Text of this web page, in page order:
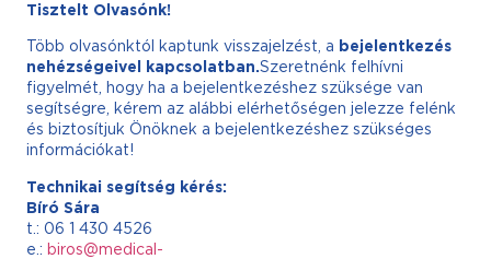
Tisztelt Olvasónk!
Több olvasónktól kaptunk visszajelzést, a bejelentkezés
nehézségeivel kapcsolatban.Szeretnénk felhívni
figyelmét, hogy ha a bejelentkezéshez szüksége van
segítségre, kérem az alábbi elérhetőségen jelezze felénk
és biztosítjuk Önöknek a bejelentkezéshez szükséges
információkat!
Technikai segítség kérés:
Bíró Sára
t.: 06 1 430 4526
e.: biros@medical-